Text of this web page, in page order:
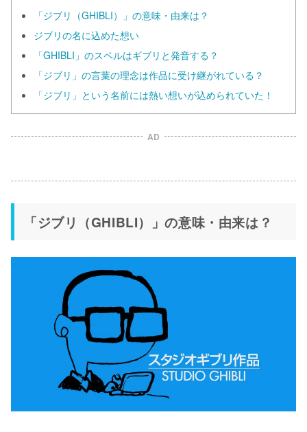
「ジブリ（GHIBLI）」の意味・由来は？
ジブリの名に込めた想い
「GHIBLI」のスペルはギブリと発音する？
「ジブリ」の言葉の理念は作品に受け継がれている？
「ジブリ」という名前には熱い想いが込められていた！
AD
「ジブリ（GHIBLI）」の意味・由来は？